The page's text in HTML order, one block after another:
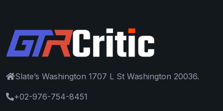
Slate’s Washington 1707 L St Washington 20036.
+02-976-754-8451